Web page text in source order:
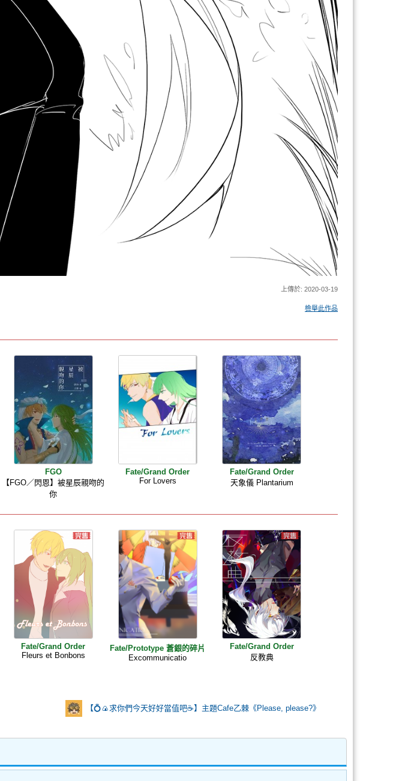
上傳於: 2020-03-19
檢舉此作品
FGO
【FGO／閃恩】被星辰親吻的
你
Fate/Grand Order
For Lovers
Fate/Grand Order
天象儀 Plantarium
Fate/Grand Order
Fleurs et Bonbons
Fate/Prototype 蒼銀的碎片
Excommunicatio
Fate/Grand Order
反教典
【💍🍙求你們今天好好當值吧☕️】主題Cafe乙棘《Please, please?》